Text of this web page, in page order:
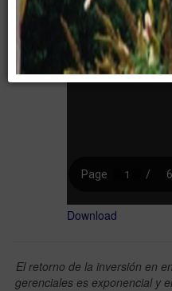
Download
El retorno de la inversión en
gerenciales es exponencial y